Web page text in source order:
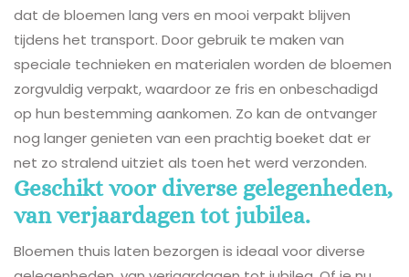
dat de bloemen lang vers en mooi verpakt blijven
tijdens het transport. Door gebruik te maken van
speciale technieken en materialen worden de bloemen
zorgvuldig verpakt, waardoor ze fris en onbeschadigd
op hun bestemming aankomen. Zo kan de ontvanger
nog langer genieten van een prachtig boeket dat er
net zo stralend uitziet als toen het werd verzonden.
Geschikt voor diverse gelegenheden,
van verjaardagen tot jubilea.
Bloemen thuis laten bezorgen is ideaal voor diverse